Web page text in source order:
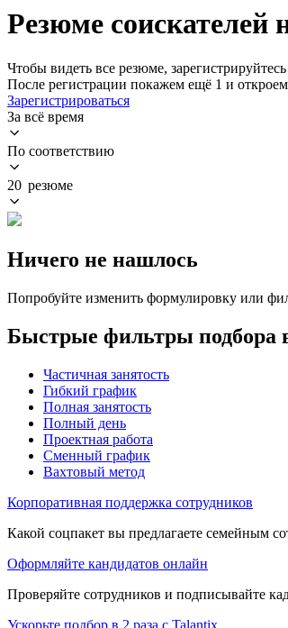
Резюме соискателей
Чтобы видеть все резюме, зарегистрируйтесь
После регистрации покажем ещё 1 и
Зарегистрироваться
За всё время
По соответствию
20 резюме
Ничего не нашлось
Попробуйте изменить формулировку или
Быстрые фильтры подбора
Частичная занятость
Гибкий график
Полная занятость
Полный день
Проектная работа
Сменный график
Вахтовый метод
Корпоративная поддержка сотрудников
Какой соцпакет вы предлагаете семейным
Оформляйте кандидатов онлайн
Проверяйте сотрудников и подписывайте
Ускорьте подбор в 2 раза с Talantix